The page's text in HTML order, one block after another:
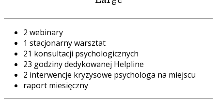
2 webinary
1 stacjonarny warsztat
21 konsultacji psychologicznych
23 godziny dedykowanej Helpline
2 interwencje kryzysowe psychologa na miejscu
raport miesięczny